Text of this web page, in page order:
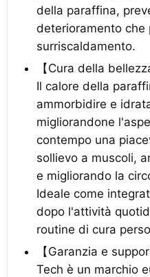
della paraffina,
deterioramento che
surriscaldamento.
【Cura della
Il calore della
ammorbidire e
migliorandone
contempo una
sollievo a muscoli,
e migliorando la
Ideale come
dopo l'attività
routine di cura
【Garanzia e
Tech è un marchio